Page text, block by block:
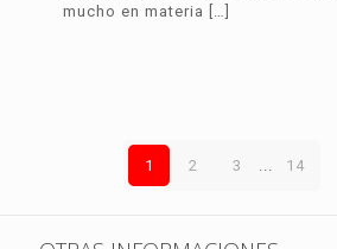
mucho en materia […]
1 2 3 14